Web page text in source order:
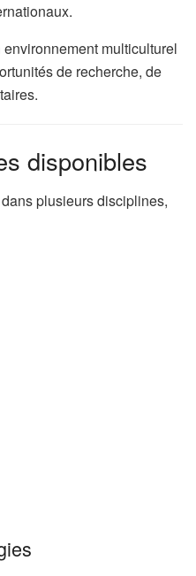
multiculturel
de recherche, de
disponibles
plusieurs disciplines,